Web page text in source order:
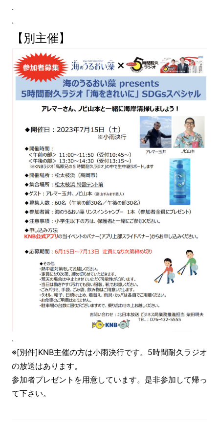
.
.
【別主催】
.
※[別件]KNB主催の方は小雨決行です。5時間耐久ラジオ
の放送はあります。
参加者プレゼントを用意しています。是非参加して帰っ
て下さい。